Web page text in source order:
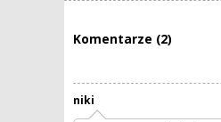
Komentarze (2)
niki